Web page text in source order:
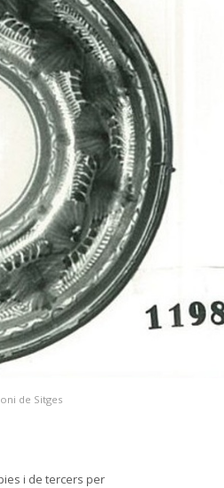
de Sitges
i de tercers per